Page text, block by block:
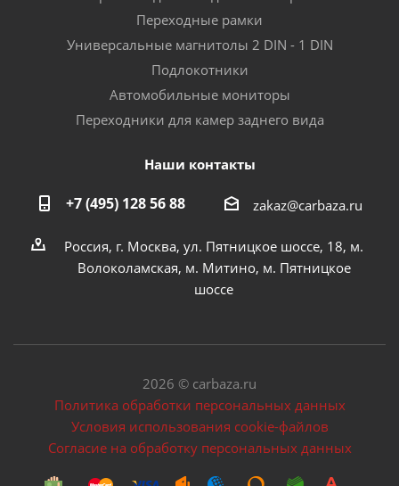
Переходные рамки
Универсальные магнитолы 2 DIN - 1 DIN
Подлокотники
Автомобильные мониторы
Переходники для камер заднего вида
Наши контакты
+7 (495) 128 56 88 zakaz@carbaza.ru
Россия, г. Москва, ул. Пятницкое шоссе, 18, м.
Волоколамская, м. Митино, м. Пятницкое
шоссе
2026 © carbaza.ru
Политика обработки персональных данных
Условия использования cookie-файлов
Согласие на обработку персональных данных